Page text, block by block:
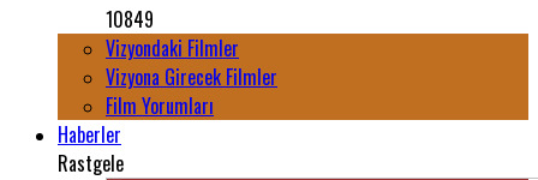
10849
Vizyondaki Filmler
Vizyona Girecek Filmler
Film Yorumları
Haberler
Rastgele